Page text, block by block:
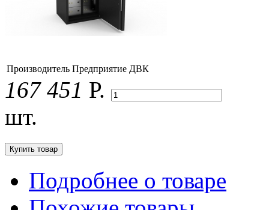
Производитель Предприятие ДВК
167 451 Р.
шт.
Подробнее о товаре